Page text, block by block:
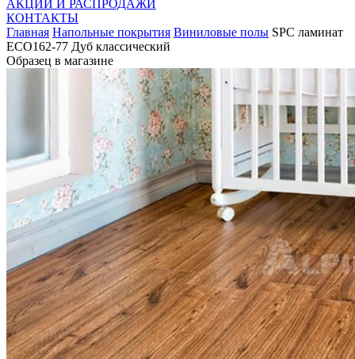
АКЦИИ И РАСПРОДАЖИ
КОНТАКТЫ
Главная Напольные покрытия Виниловые полы SPC ламинат
ЕСО162-77 Дуб классический
Образец в магазине